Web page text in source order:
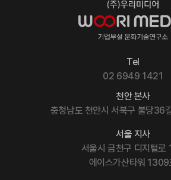
천안 본사
충청남도 천안시 서북구 불당36
Tel
02 6949 1421
서울 지사
서울시 금천구 디지털로
에이스가산타워 1309